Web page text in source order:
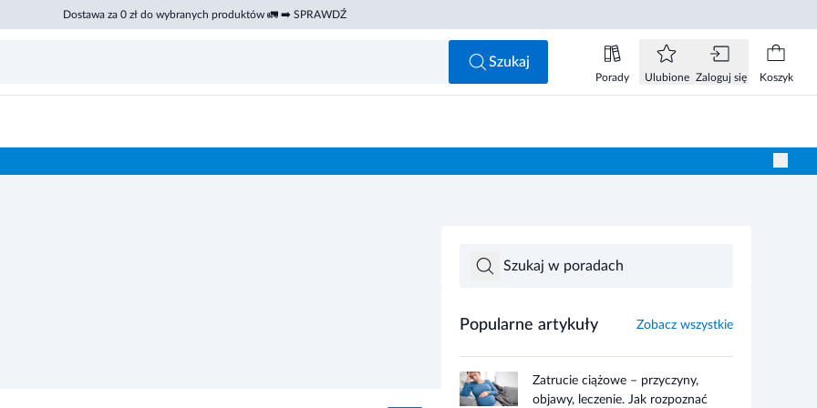
Dostawa za 0 zł do wybranych produktów 🚛 ➡️ SPRAWDŹ
Szukaj
Porady Ulubione Zaloguj się Koszyk
Popularne artykuły Zobacz wszystkie
Zatrucie ciążowe – przyczyny,
objawy, leczenie. Jak rozpoznać